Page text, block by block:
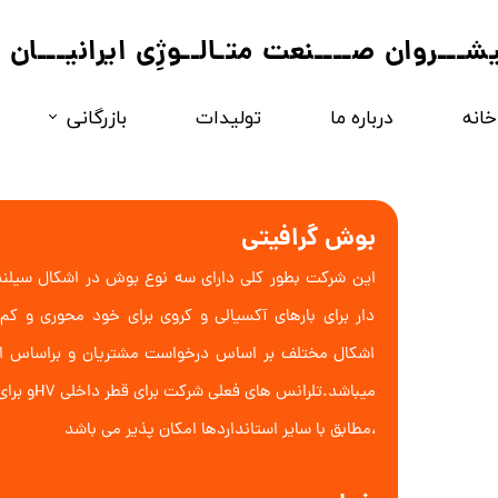
خانه درباره ما تولیدات
بازرگانی
صــــنعت متـالــوژِی ایرانیـــان
بوش گرافیتی
این شرکت بطور کلی دارای سه نوع بوش در اشکال
دار برای بارهای آکسیالی و کروی برای خود محوری
اشکال مختلف بر اساس درخواست مشتریان و براساس
،مطابق با سایر استانداردها امکان پذیر می باشد